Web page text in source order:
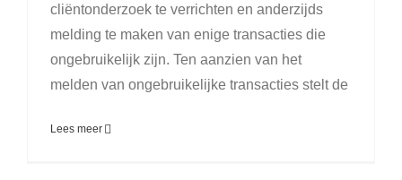
cliëntonderzoek te verrichten en anderzijds
melding te maken van enige transacties die
ongebruikelijk zijn. Ten aanzien van het
melden van ongebruikelijke transacties stelt de
Lees meer